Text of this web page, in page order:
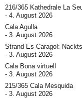
216/365 Kathedrale La
4. August 2026
Cala Agulla
3. August 2026
Strand Es Caragol:
3. August 2026
Cala Bona virtuell
3. August 2026
215/365 Cala Mesquida
3. August 2026